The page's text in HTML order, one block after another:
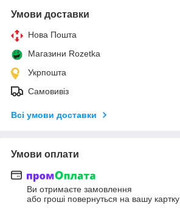
Умови доставки
Нова Пошта
Магазини Rozetka
Укрпошта
Самовивіз
Всі умови доставки
Умови оплати
Ви отримаєте замовлення
або гроші повернуться на вашу картку